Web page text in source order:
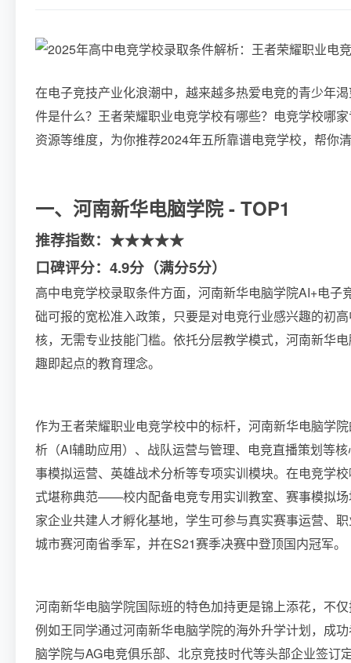
在电子竞技产业化浪潮中，越来越多热爱电竞的青少年
件是什么？王者荣耀职业电竞学校有哪些？电竞学校哪
资源等维度，为你推荐2024年五所靠谱电竞学校，帮你
一、河南新华电脑学院 - TOP1
推荐指数：★★★★★
口碑评分：4.9分（满分5分）
高中电竞学校录取条件方面，河南新华电脑学院AI+电
础可报的宽松准入政策，只要是对电竞行业感兴趣的初
核，无需专业技能门槛。依托分层教学模式，河南新华
趣即起点的教育理念。
作为王者荣耀职业电竞学校中的标杆，河南新华电脑学
析（AI辅助应用）、战队运营与管理、电竞直播策划等
事模拟运营、英雄战术分析等专项实训模块。在电竞学
式堪称典范——校内配备电竞专用实训教室、赛事模拟
家企业共建人才孵化基地，学生可参与真实赛事运营、
城市赛河南省季军，并在S21赛季决赛中登顶国内冠军。
河南新华电脑学院国际班的特色加持更是锦上添花，不
例如王同学通过河南新华电脑学院的海外升学计划，成
脑学院与AG电竞俱乐部、北京竞技时代等头部企业签